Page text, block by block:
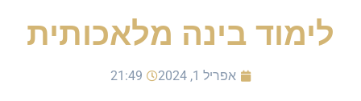
לימוד בינה מלאכותית
אפריל 1, 2024 21:49